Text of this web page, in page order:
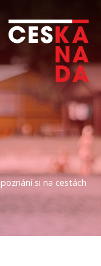
si na cestách